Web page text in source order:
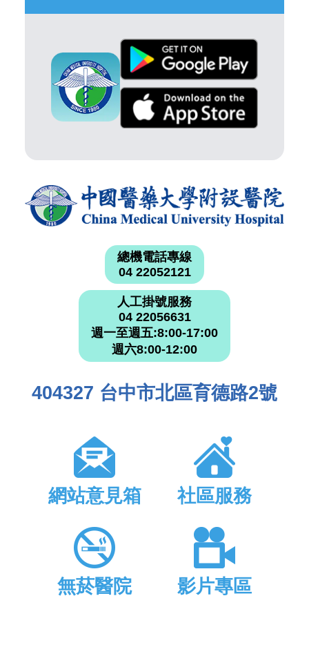
總機電話專線
04 22052121
人工掛號服務
04 22056631
週一至週五:8:00-17:00
週六8:00-12:00
404327 台中市北區育德路2號
網站意見箱 社區服務
無菸醫院 影片專區